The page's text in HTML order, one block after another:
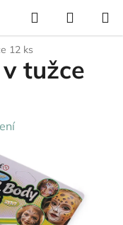
Hledat
KOŠÍK
12 ks
tužce